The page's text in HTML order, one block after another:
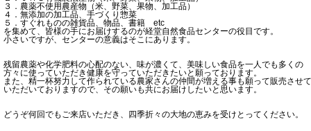
３．農薬不使用農産物（米、野菜、果物、加工品）
４．無添加の加工品、手づくり惣菜
５．すぐれものの雑貨品、物品、書籍 etc
を集めて、皆様の手にお届けするのが経堂自然食品センターの役目です。
小さいですが、センターの意義はそこにあります。
残留農薬や化学肥料の心配のない、味が濃くて、美味しい食品を一人でも多くの
方々に使っていただき健康を守っていただきたいと願っております。
また、精一杯努力して作られている農家さんの仲間が増える事も願って販売させて
いただいておりますので、その願いも共にお届けしたいと思います。
どうぞ何回でもご来店いただき、四季折々の大地の恵みを受けとってください。